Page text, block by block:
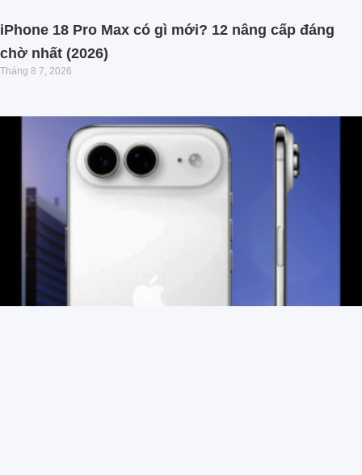
iPhone 18 Pro Max có gì mới? 12 nâng cấp đáng
chờ nhất (2026)
Tháng 8 7, 2026